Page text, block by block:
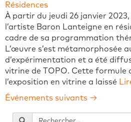
Résidences
À partir du jeudi 26 janvier
l’artiste Baron Lanteigne en
cadre de sa programmation
L’œuvre s’est métamorphosée
d’expérimentation et a été
vitrine de TOPO. Cette formule
l’exposition en vitrine a laissé
Événements suivants →